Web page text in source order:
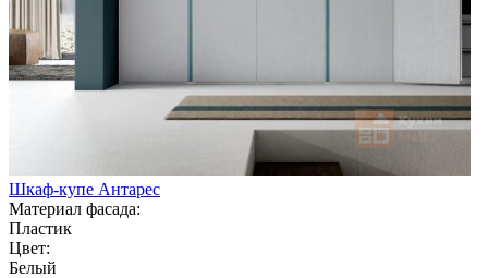
Шкаф-купе Антарес
Материал фасада:
Пластик
Цвет:
Белый